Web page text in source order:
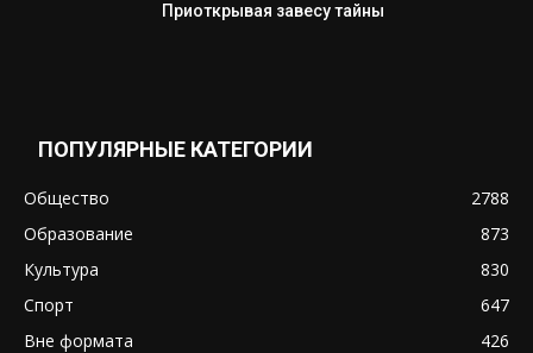
Приоткрывая завесу тайны
ПОПУЛЯРНЫЕ КАТЕГОРИИ
Общество
2788
Образование
873
Культура
830
Спорт
647
Вне формата
426